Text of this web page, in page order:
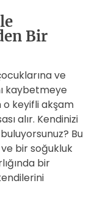
Bir
ve
kaybetmeye
keyifli akşam
alır. Kendinizi
Bu
bir soğukluk
bir